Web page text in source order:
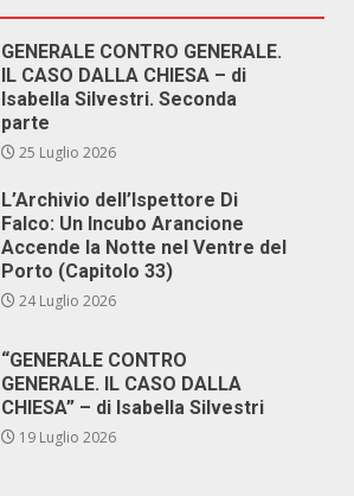
GENERALE CONTRO GENERALE.
IL CASO DALLA CHIESA – di
Isabella Silvestri. Seconda
parte
25 Luglio 2026
L’Archivio dell’Ispettore Di
Falco: Un Incubo Arancione
Accende la Notte nel Ventre del
Porto (Capitolo 33)
24 Luglio 2026
“GENERALE CONTRO
GENERALE. IL CASO DALLA
CHIESA” – di Isabella Silvestri
19 Luglio 2026